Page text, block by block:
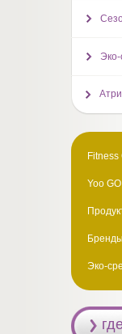
Fitness
Yoo GO
Эко-